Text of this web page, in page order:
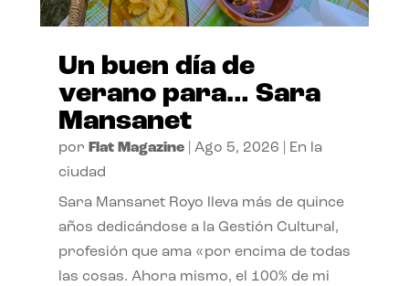
Un buen día de
verano para… Sara
Mansanet
por Flat Magazine| Ago 5, 2026
En la
ciudad
Sara Mansanet Royo lleva más de quince
años dedicándose a la Gestión Cultural,
profesión que ama «por encima de todas
las cosas. Ahora mismo, el 100% de mi